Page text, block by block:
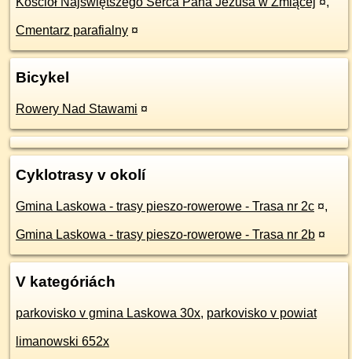
Cmentarz parafialny ¤
Bicykel
Rowery Nad Stawami ¤
Cyklotrasy v okolí
Gmina Laskowa - trasy pieszo-rowerowe - Trasa nr 2c ¤,
Gmina Laskowa - trasy pieszo-rowerowe - Trasa nr 2b ¤
V kategóriách
parkovisko v gmina Laskowa 30x, parkovisko v powiat
limanowski 652x